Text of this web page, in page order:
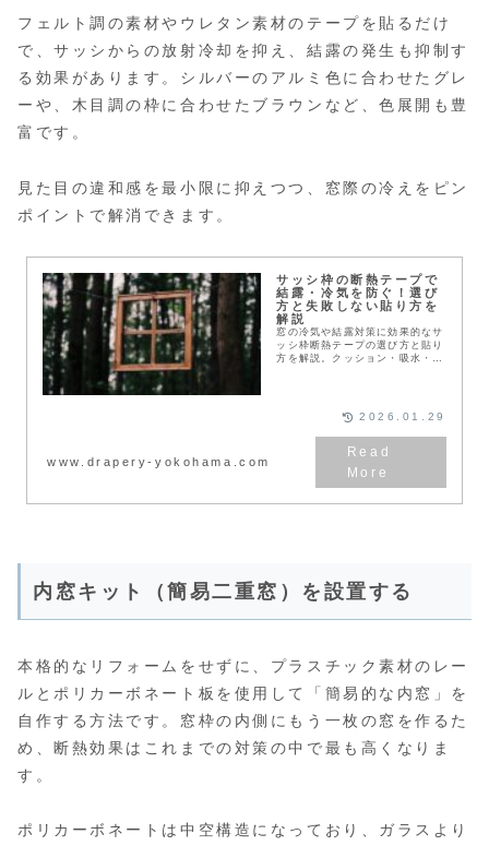
フェルト調の素材やウレタン素材のテープを貼るだけ
で、サッシからの放射冷却を抑え、結露の発生も抑制す
る効果があります。シルバーのアルミ色に合わせたグレ
ーや、木目調の枠に合わせたブラウンなど、色展開も豊
富です。
見た目の違和感を最小限に抑えつつ、窓際の冷えをピン
ポイントで解消できます。
サッシ枠の断熱テープで
結露・冷気を防ぐ！選び
方と失敗しない貼り方を
解説
窓の冷気や結露対策に効果的なサ
ッシ枠断熱テープの選び方と貼り
方を解説。クッション・吸水・透
www.drapery-yokohama.com
2026.01.29
内窓キット（簡易二重窓）を設置する
本格的なリフォームをせずに、プラスチック素材のレー
ルとポリカーボネート板を使用して「簡易的な内窓」を
自作する方法です。窓枠の内側にもう一枚の窓を作るた
め、断熱効果はこれまでの対策の中で最も高くなりま
す。
ポリカーボネートは中空構造になっており、ガラスより